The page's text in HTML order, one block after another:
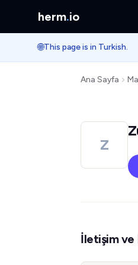
herm.io
🌐This page is in Turkish.
Ana Sayfa
Z
İletişim ve